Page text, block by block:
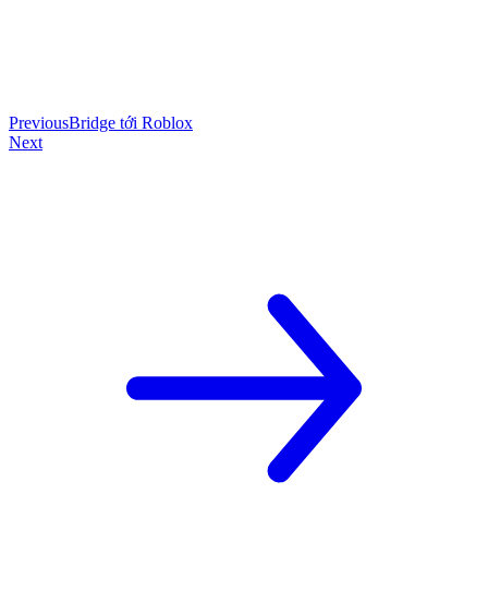
PreviousBridge tới Roblox
Next